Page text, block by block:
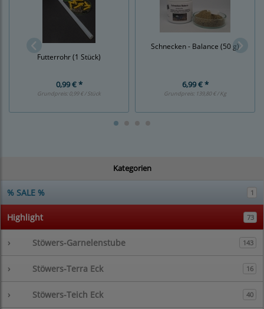
Kategorien
% SALE % 1
Highlight 73
› Stöwers-Garnelenstube 143
› Stöwers-Terra Eck 16
› Stöwers-Teich Eck 40
Futterrohr (1 Stück)
0,99 € *
Grundpreis:0,99 € / Stück
Schnecken - Balance (50 g)
6,99 € *
Grundpreis: 139,80 € / Kg